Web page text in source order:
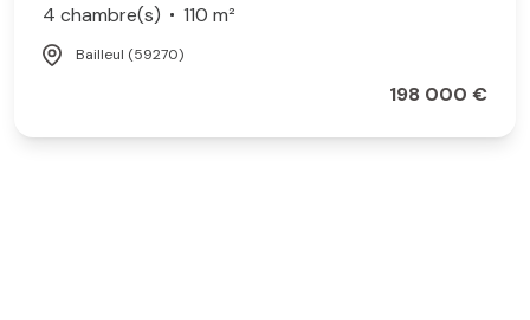
4 chambre(s)
110 m²
Bailleul (59270)
198 000 €